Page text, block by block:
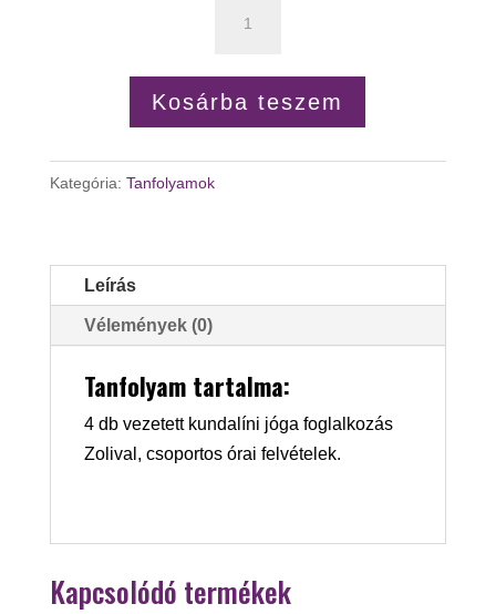
mennyiség
Kosárba teszem
Kategória: Tanfolyamok
Leírás
Vélemények (0)
Tanfolyam tartalma:
4 db vezetett kundalíni jóga foglalkozás
Zolival, csoportos órai felvételek.
Kapcsolódó termékek